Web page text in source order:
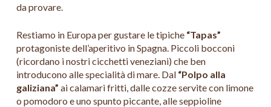
da provare.
Restiamo in Europa per gustare le tipiche “Tapas”
protagoniste dell’aperitivo in Spagna. Piccoli bocconi
(ricordano i nostri cicchetti veneziani) che ben
introducono alle specialità di mare. Dal “Polpo alla
galiziana” ai calamari fritti, dalle cozze servite con limone
o pomodoro e uno spunto piccante, alle seppioline